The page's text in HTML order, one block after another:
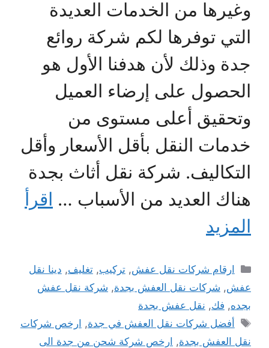
وغيرها من الخدمات العديدة
التي توفرها لكم شركة روائع
جدة وذلك لأن هدفنا الأول هو
الحصول على إرضاء العميل
وتحقيق أعلى مستوى من
خدمات النقل بأقل الأسعار وأقل
التكاليف. شركة نقل أثاث بجدة
هناك العديد من الأسباب … اقرأ
المزيد
التصنيفات
ارقام شركات نقل عفش,تركيب,تغليف, دينا نقل
عفش, شركات نقل العفش بجدة, شركة نقل عفش
بجده, فك, نقل عفش بجدة
الوسوم
أفضل شركات نقل العفش في جدة, ارخص شركات
نقل العفش بجدة, ارخص شركة شحن من جدة الى